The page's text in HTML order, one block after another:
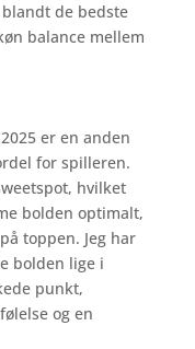
de bedste
balance mellem
er en anden
for spilleren.
hvilket
bolden optimalt,
toppen. Jeg har
bolden lige i
punkt,
og en